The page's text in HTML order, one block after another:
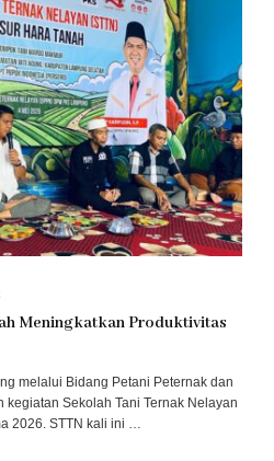
Meningkatkan Produktivitas
melalui Bidang Petani Peternak dan
kegiatan Sekolah Tani Ternak Nelayan
2026. STTN kali ini …